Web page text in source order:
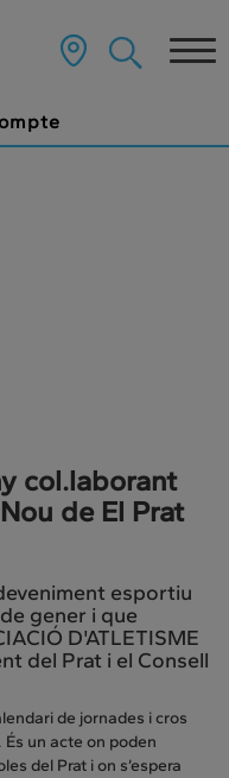
DIGITAL?
col.laborant
de El Prat
esportiu
gener i que
D'ATLETISME
del Prat i el Consell
de jornades i cros
un acte on poden
del Prat i on s’espera